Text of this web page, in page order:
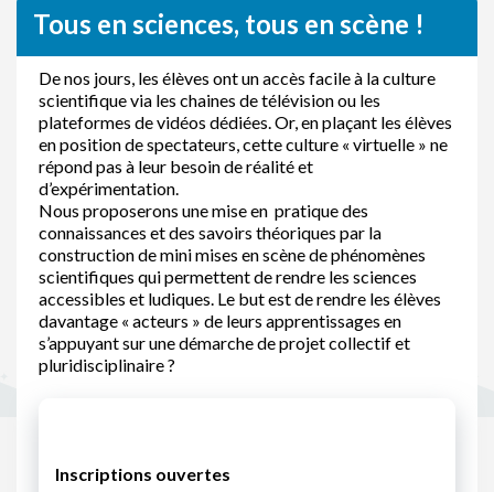
Tous en sciences, tous en scène !
De nos jours, les élèves ont un accès facile à la culture
scientifique via les chaines de télévision ou les
plateformes de vidéos dédiées. Or, en plaçant les élèves
en position de spectateurs, cette culture « virtuelle » ne
répond pas à leur besoin de réalité et
d’expérimentation.
Nous proposerons une mise en pratique des
connaissances et des savoirs théoriques par la
construction de mini mises en scène de phénomènes
scientifiques qui permettent de rendre les sciences
accessibles et ludiques. Le but est de rendre les élèves
davantage « acteurs » de leurs apprentissages en
s’appuyant sur une démarche de projet collectif et
pluridisciplinaire ?
Inscriptions ouvertes